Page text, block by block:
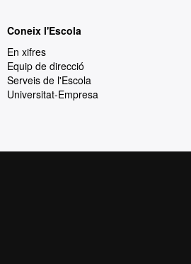
Coneix l'Escola
En xifres
Equip de direcció
Serveis de l'Escola
Universitat-Empresa
de qualitat, diversificada,
adaptada als nous models de